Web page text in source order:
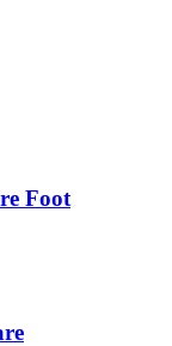
Foot